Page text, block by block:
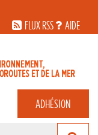
FLUX RSS
AIDE
ADHÉSION